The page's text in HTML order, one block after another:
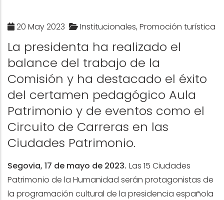
20 May 2023 Institucionales, Promoción turística
La presidenta ha realizado el
balance del trabajo de la
Comisión y ha destacado el éxito
del certamen pedagógico Aula
Patrimonio y de eventos como el
Circuito de Carreras en las
Ciudades Patrimonio.
Segovia, 17 de mayo de 2023. Las 15 Ciudades
Patrimonio de la Humanidad serán protagonistas de
la programación cultural de la presidencia española